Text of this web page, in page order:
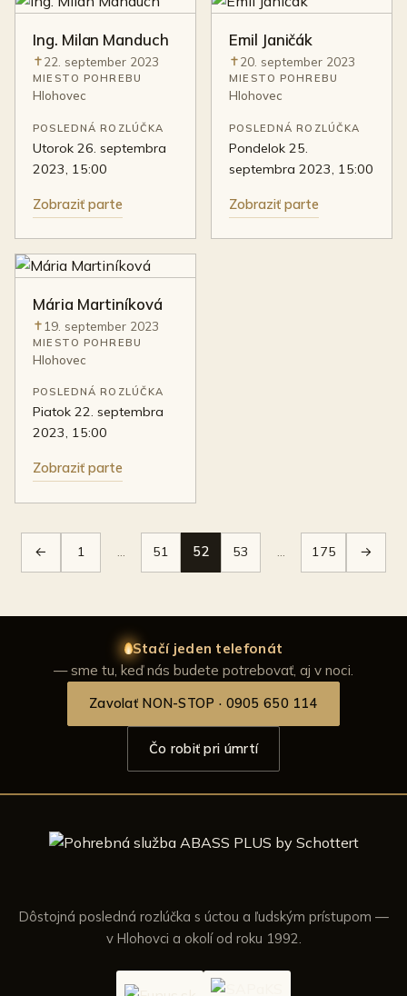
Ing. Milan Manduch
Úmrtie:
22. september 2023
MIESTO POHREBU
Hlohovec
POSLEDNÁ ROZLÚČKA
utorok 26. septembra
2023, 15:00
Zobraziť parte
Emil Janičák
Úmrtie:
20. september 2023
MIESTO POHREBU
Hlohovec
POSLEDNÁ ROZLÚČKA
pondelok 25.
septembra 2023, 15:00
Zobraziť parte
Mária Martiníková
Úmrtie:
19. september 2023
MIESTO POHREBU
Hlohovec
POSLEDNÁ ROZLÚČKA
piatok 22. septembra
2023, 15:00
Zobraziť parte
← 1 … 51 52 53 … 175 →
Stačí jeden telefonát
— sme tu, keď nás budete potrebovať, aj v noci.
Zavolať NON-STOP · 0905 650 114
Čo robiť pri úmrtí
Dôstojná posledná rozlúčka s úctou a ľudským prístupom —
v Hlohovci a okolí od roku 1992.